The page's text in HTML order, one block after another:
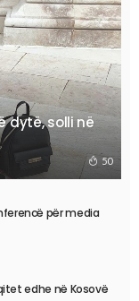
dytë, solli në
50
për media
edhe në Kosovë